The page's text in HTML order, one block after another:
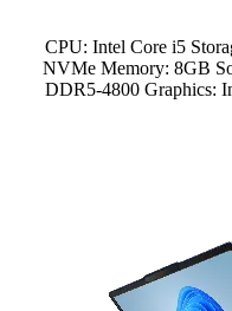
CPU: Intel Core i5
NVMe Memory: 8GB
DDR5-4800 Graphics: